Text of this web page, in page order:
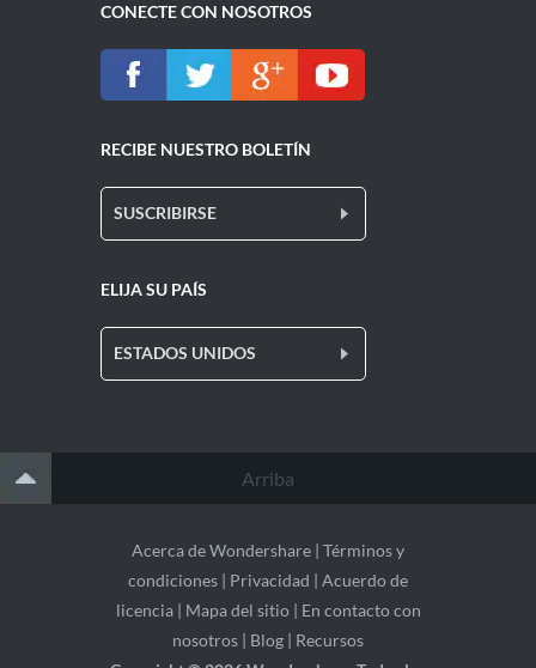
CONECTE CON NOSOTROS
RECIBE NUESTRO BOLETÍN
SUSCRIBIRSE
ELIJA SU PAÍS
ESTADOS UNIDOS
Arriba
Acerca de Wondershare | Términos y
condiciones | Privacidad | Acuerdo de
licencia| Mapa del sitio| En contacto con
nosotros | Blog | Recursos